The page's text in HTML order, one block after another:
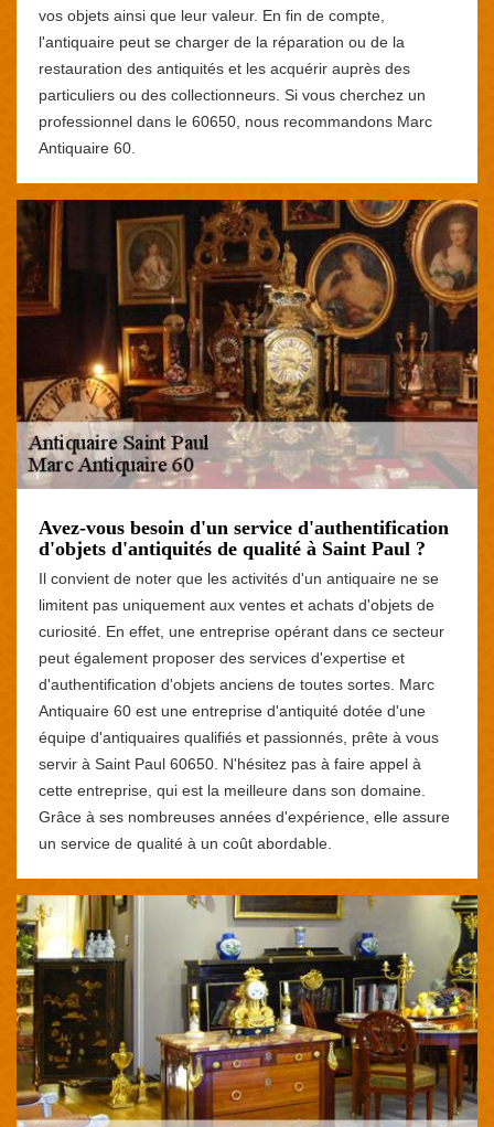
vos objets ainsi que leur valeur. En fin de compte,
l'antiquaire peut se charger de la réparation ou de la
restauration des antiquités et les acquérir auprès des
particuliers ou des collectionneurs. Si vous cherchez un
professionnel dans le 60650, nous recommandons Marc
Antiquaire 60.
Avez-vous besoin d'un service d'authentification
d'objets d'antiquités de qualité à Saint Paul ?
Il convient de noter que les activités d'un antiquaire ne se
limitent pas uniquement aux ventes et achats d'objets de
curiosité. En effet, une entreprise opérant dans ce secteur
peut également proposer des services d'expertise et
d'authentification d'objets anciens de toutes sortes. Marc
Antiquaire 60 est une entreprise d'antiquité dotée d'une
équipe d'antiquaires qualifiés et passionnés, prête à vous
servir à Saint Paul 60650. N'hésitez pas à faire appel à
cette entreprise, qui est la meilleure dans son domaine.
Grâce à ses nombreuses années d'expérience, elle assure
un service de qualité à un coût abordable.